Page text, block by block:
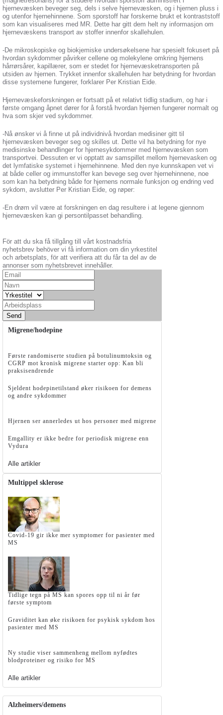
hjernevæsken beveger seg, dels i selve hjernevæsken, og i hjernen pluss i
og utenfor hjernehinnene. Som sporstoff har forskerne brukt et kontraststoff
som kan visualiseres med MR. Dette har gitt dem helt ny informasjon om
hjernevæskens transport av stoffer innenfor skallehulen.
-De mikroskopiske og biokjemiske undersøkelsene har spesielt fokusert på
hvordan sykdommer påvirker cellene og molekylene omkring hjernens
hårrørsårer, kapillærer, som er stedet for hjernevæsketransporten på
utsiden av hjernen. Trykket innenfor skallehulen har betydning for hvordan
disse systemene fungerer, forklarer Per Kristian Eide.
Hjernevæskeforskningen er fortsatt på et relativt tidlig stadium, og har i
første omgang åpnet dører for å forstå hvordan hjernen fungerer normalt og
hva som skjer ved sykdommer.
-Nå ønsker vi å finne ut på individnivå hvordan medisiner gitt til
hjernevæsken beveger seg og skilles ut. Dette vil ha betydning for nye
medisinske behandlinger for hjernesykdommer med hjernevæsken som
transportvei. Dessuten er vi opptatt av samspillet mellom hjernevasken og
det lymfatiske systemet i hjernehinnene. Med den nye kunnskapen vet vi
at både celler og immunstoffer kan bevege seg over hjernehinnene, noe
som kan ha betydning både for hjernens normale funksjon og endring ved
sykdom, avslutter Per Kristian Eide, og røper:
-En drøm vil være at forskningen en dag resultere i at legene gjennom
hjernevæsken kan gi persontilpasset behandling.
För att du ska få tillgång till vårt kostnadsfria
nyhetsbrev behöver vi få information om din yrkestitel
och arbetsplats, för att verifiera att du får ta del av de
annonser som nyhetsbrevet innehåller.
Send
Migrene/hodepine
Første randomiserte studien på botulinumtoksin og
CGRP mot kronisk migrene starter opp: Kan bli
praksisendrende
Sjeldent hodepinetilstand øker risikoen for demens
og andre sykdommer
Hjernen ser annerledes ut hos personer med migrene
Emgallity er ikke bedre for periodisk migrene enn
Vydura
Alle artikler
Multippel sklerose
Covid-19 gir ikke mer symptomer for pasienter med
MS
Tidlige tegn på MS kan spores opp til ni år før
første symptom
Graviditet kan øke risikoen for psykisk sykdom hos
pasienter med MS
Ny studie viser sammenheng mellom nyfødtes
blodproteiner og risiko for MS
Alle artikler
Alzheimers/demens